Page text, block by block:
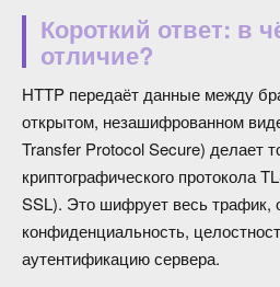
Короткий ответ: в
отличие?
HTTP передаёт данные между
открытом, незашифрованном
Transfer Protocol Secure) делает
криптографического протокола
SSL). Это шифрует весь трафик,
конфиденциальность,
аутентификацию сервера.